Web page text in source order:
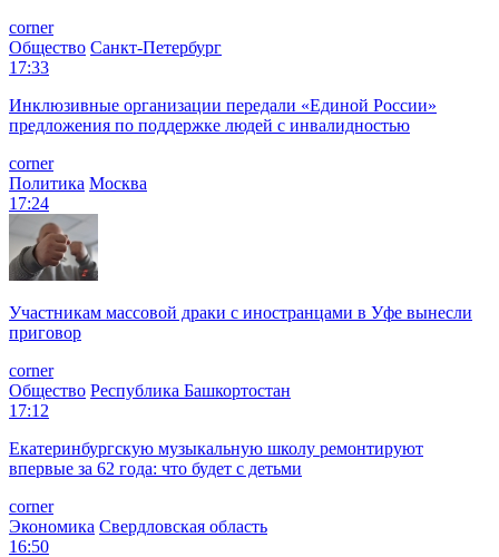
corner
Общество Санкт-Петербург
17:33
Инклюзивные организации передали «Единой России»
предложения по поддержке людей с инвалидностью
corner
Политика Москва
17:24
Участникам массовой драки с иностранцами в Уфе вынесли
приговор
corner
Общество Республика Башкортостан
17:12
Екатеринбургскую музыкальную школу ремонтируют
впервые за 62 года: что будет с детьми
corner
Экономика Свердловская область
16:50